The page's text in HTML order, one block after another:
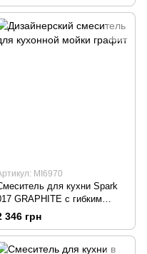
MI6970
для кухни Spark
GRAPHITE с гибким
на пружине, графит
346 грн